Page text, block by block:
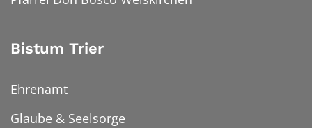
Bistum Trier
Ehrenamt
Glaube & Seelsorge